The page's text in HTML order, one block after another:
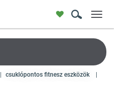
csuklópontos fitnesz eszközök